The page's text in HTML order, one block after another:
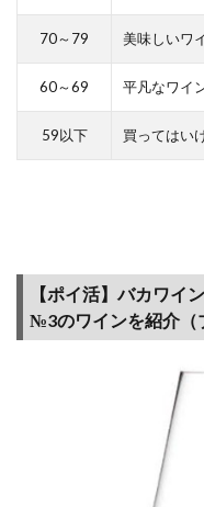
経由
う
70～79 美味しいワ
60～69 平凡なワイ
59以下 買ってはい
【ポイ活】バカワイ
№3のワインを紹介（